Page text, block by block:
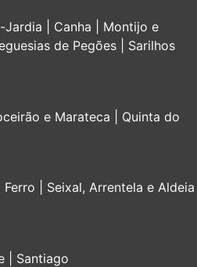
| Canha | Montijo e
de Pegões | Sarilhos
e Marateca | Quinta do
| Seixal, Arrentela e Aldeia
| Santiago